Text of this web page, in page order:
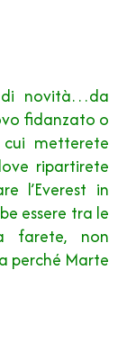
di novità…da
fidanzato o
metterete
ripartirete
l’Everest in
essere tra le
farete, non
perché Marte